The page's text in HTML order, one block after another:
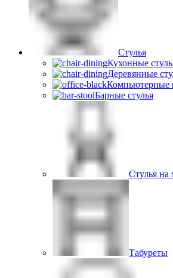
Стулья
Кухонные
Деревянные
Компьютерные
Барные стулья
Стулья на
Табуреты